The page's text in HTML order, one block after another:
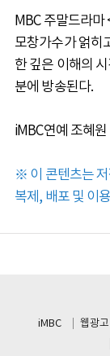
MBC 주말드라
모창가수가 얽히
한 깊은 이해의
분에 방송된다.
iMBC연예 조혜
※ 이 콘텐츠는
복제, 배포 및 이
iMBC 웹광